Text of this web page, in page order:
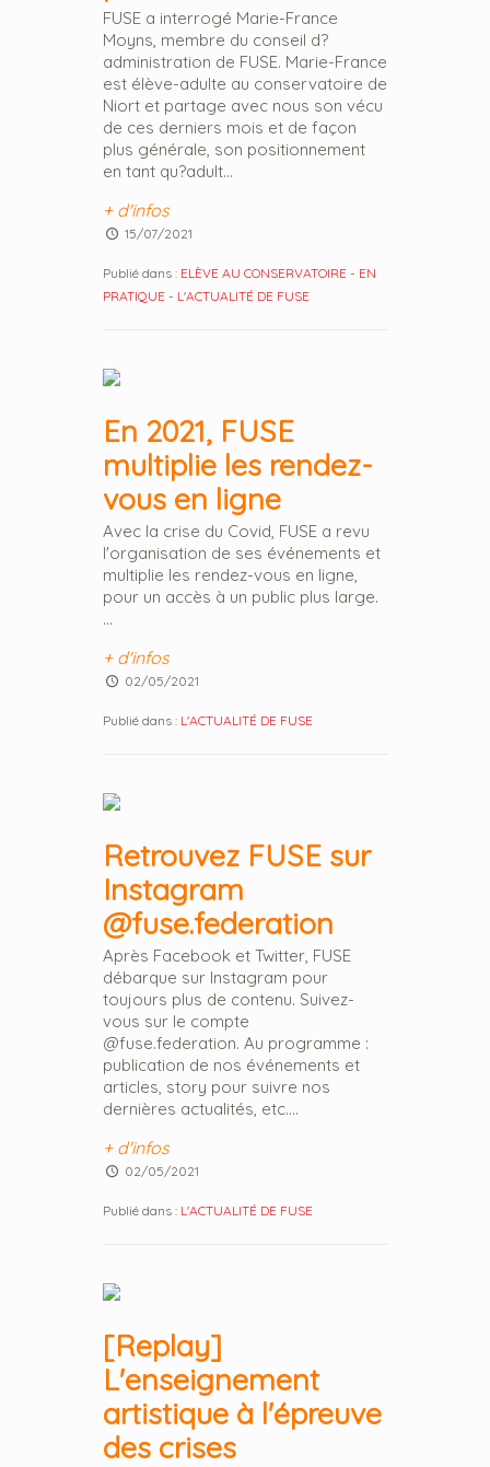
FUSE a interrogé Marie-France
Moyns, membre du conseil d?
administration de FUSE. Marie-France
est élève-adulte au conservatoire de
Niort et partage avec nous son vécu
de ces derniers mois et de façon
plus générale, son positionnement
en tant qu?adult...
+ d'infos
15/07/2021
Publié dans : ELÈVE AU CONSERVATOIRE - EN
PRATIQUE - L'ACTUALITÉ DE FUSE
En 2021, FUSE
multiplie les rendez-
vous en ligne
Avec la crise du Covid, FUSE a revu
l'organisation de ses événements et
multiplie les rendez-vous en ligne,
pour un accès à un public plus large.
...
+ d'infos
02/05/2021
Publié dans : L'ACTUALITÉ DE FUSE
Retrouvez FUSE sur
Instagram
@fuse.federation
Après Facebook et Twitter, FUSE
débarque sur Instagram pour
toujours plus de contenu. Suivez-
vous sur le compte
@fuse.federation. Au programme :
publication de nos événements et
articles, story pour suivre nos
dernières actualités, etc....
+ d'infos
02/05/2021
Publié dans : L'ACTUALITÉ DE FUSE
[Replay]
L'enseignement
artistique à l'épreuve
des crises